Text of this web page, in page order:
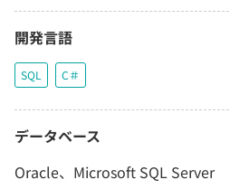
開発言語
SQL C＃
データベース
Oracle、Microsoft SQL Server